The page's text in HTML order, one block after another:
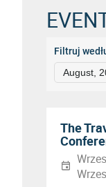
Filtruj
August,
The